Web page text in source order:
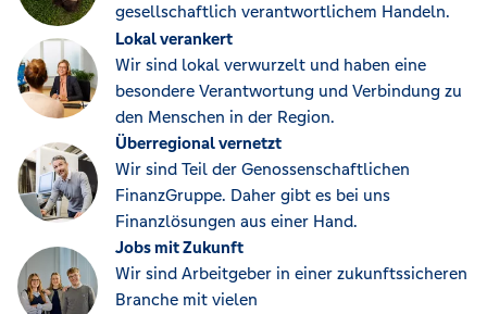
gesellschaftlich verantwortlichem Handeln.
Lokal verankert
Wir sind lokal verwurzelt und haben eine
besondere Verantwortung und Verbindung zu
den Menschen in der Region.
Überregional vernetzt
Wir sind Teil der Genossenschaftlichen
FinanzGruppe. Daher gibt es bei uns
Finanzlösungen aus einer Hand.
Jobs mit Zukunft
Wir sind Arbeitgeber in einer zukunftssicheren
Branche mit vielen